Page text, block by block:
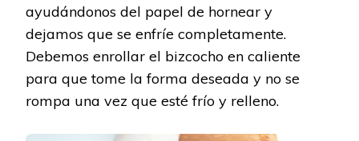
ayudándonos del papel de hornear y
dejamos que se enfríe completamente.
Debemos enrollar el bizcocho en caliente
para que tome la forma deseada y no se
rompa una vez que esté frío y relleno.